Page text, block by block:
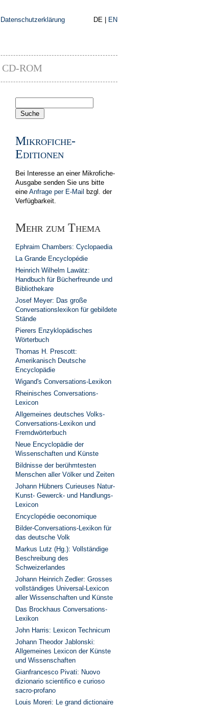
Datenschutzerklärung DE | EN
CD-ROM
Mikrofiche-
Editionen
Bei Interesse an einer Mikrofiche-
Ausgabe senden Sie uns bitte
eine Anfrage per E-Mail
bzgl. der
Verfügbarkeit.
Mehr zum Thema
Ephraim Chambers: Cyclopaedia
La Grande Encyclopédie
Heinrich Wilhelm Lawätz:
Handbuch für Bücherfreunde und
Bibliothekare
Josef Meyer: Das große
Conversationslexikon für gebildete
Stände
Pierers Enzyklopädisches
Wörterbuch
Thomas H. Prescott:
Amerikanisch Deutsche
Encyclopädie
Wigand's Conversations-Lexikon
Rheinisches Conversations-
Lexicon
Allgemeines deutsches Volks-
Conversations-Lexikon und
Fremdwörterbuch
Neue Encyclopädie der
Wissenschaften und Künste
Bildnisse der berühmtesten
Menschen aller Völker und Zeiten
Johann Hübners Curieuses Natur-
Kunst- Gewerck- und Handlungs-
Lexicon
Encyclopédie oeconomique
Bilder-Conversations-Lexikon für
das deutsche Volk
Markus Lutz (Hg.): Vollständige
Beschreibung des
Schweizerlandes
Johann Heinrich Zedler: Grosses
vollständiges Universal-Lexicon
aller Wissenschaften und Künste
Das Brockhaus Conversations-
Lexikon
John Harris: Lexicon Technicum
Johann Theodor Jablonski:
Allgemeines Lexicon der Künste
und Wissenschaften
Gianfrancesco Pivati: Nuovo
dizionario scientifico e curioso
sacro-profano
Louis Moreri: Le grand dictionaire